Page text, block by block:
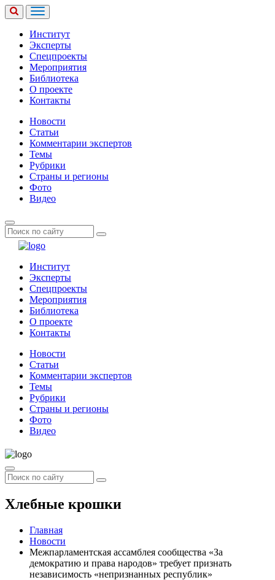
Институт
Эксперты
Спецпроекты
Мероприятия
Библиотека
О проекте
Контакты
Новости
Статьи
Комментарии экспертов
Темы
Рубрики
Страны и регионы
Фото
Видео
Институт
Эксперты
Спецпроекты
Мероприятия
Библиотека
О проекте
Контакты
Новости
Статьи
Комментарии экспертов
Темы
Рубрики
Страны и регионы
Фото
Видео
Хлебные крошки
Главная
Новости
Межпарламентская ассамблея сообщества «За
демократию и права народов» требует признать
независимость «непризнанных республик»